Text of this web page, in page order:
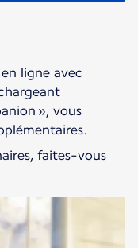
ligne avec
», vous
faites-vous